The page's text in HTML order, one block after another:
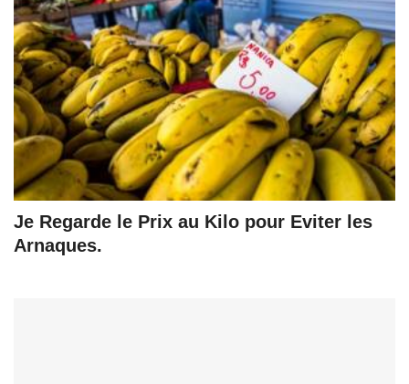
Je Regarde le Prix au Kilo pour Eviter les
Arnaques.